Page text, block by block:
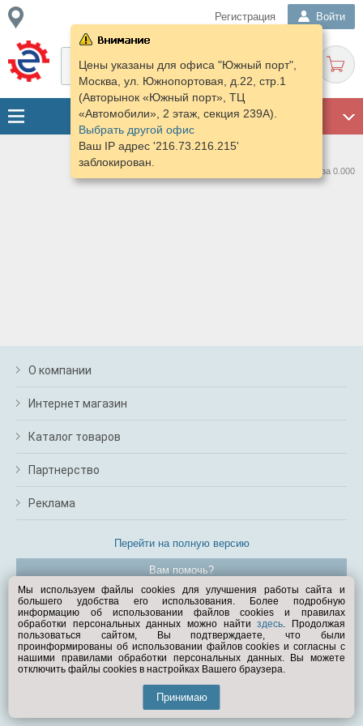
Регистрация Войти
Цены указаны для офиса "Южный порт",
Москва, ул. Южнопортовая, д.22, стр.1
(Авторынок «Южный порт», ТЦ
«Автомобили», 2 этаж, секция 239А).
Выбрать другой офис
Ваш IP адрес '216.73.216.215'
заблокирован.
Нашлось предложений: 0 за 0.000
О компании
Интернет магазин
Каталог товаров
Партнерство
Реклама
Перейти на полную версию
Вам помочь?
© Exist.ru 1998—2026
Мы используем файлы cookies для улучшения работы сайта и
большего удобства его использования. Более подробную
информацию об использовании файлов cookies и правилах
обработки персональных данных можно найтиздесь. Продолжая
пользоваться сайтом, Вы подтверждаете, что были
проинформированы об использовании файлов cookies и согласны с
нашими правилами обработки персональных данных. Вы можете
отключить файлы cookies в настройках Вашего браузера.
Принимаю